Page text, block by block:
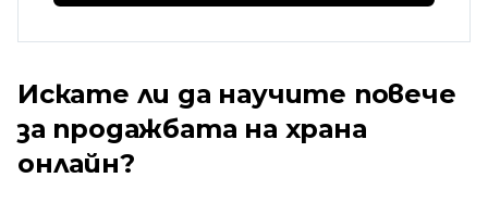
Искате ли да научите повече
за продажбата на храна
онлайн?